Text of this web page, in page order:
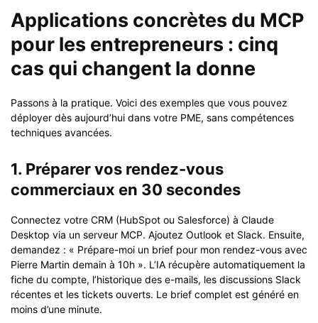
Applications concrètes du MCP
pour les entrepreneurs : cinq
cas qui changent la donne
Passons à la pratique. Voici des exemples que vous pouvez
déployer dès aujourd’hui dans votre PME, sans compétences
techniques avancées.
1. Préparer vos rendez-vous
commerciaux en 30 secondes
Connectez votre CRM (HubSpot ou Salesforce) à Claude
Desktop via un serveur MCP. Ajoutez Outlook et Slack. Ensuite,
demandez : « Prépare-moi un brief pour mon rendez-vous avec
Pierre Martin demain à 10h ». L’IA récupère automatiquement la
fiche du compte, l’historique des e-mails, les discussions Slack
récentes et les tickets ouverts. Le brief complet est généré en
moins d’une minute.